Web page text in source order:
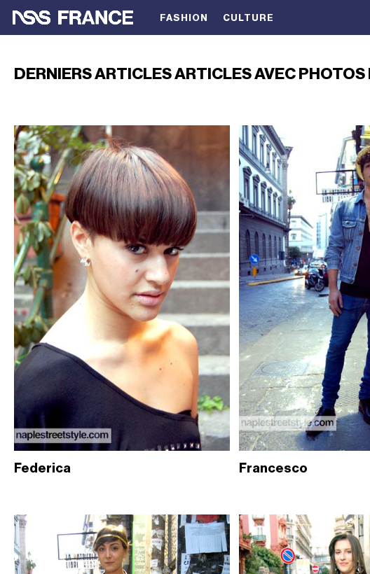
FASHION CULTURE
DERNIERS ARTICLES ARTICLES AVEC
Federica Francesco